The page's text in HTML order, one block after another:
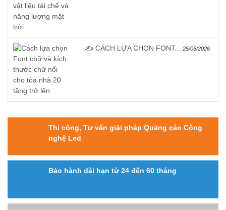
✍️ CÁCH LỰA CHỌN FONT... 25/06/2026
Thi công, Tư vấn giải pháp Quảng cáo Công
nghệ Led
Bảo hành dài hạn từ 24 đến 60 tháng